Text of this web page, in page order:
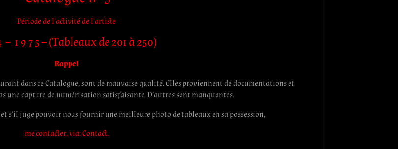
Période de l’activité de l’artiste
– 1 9 7 5 – (Tableaux de 201 à 250)
Rappel
dans ce Catalogue, sont de mauvaise qualité. Elles proviennent de documentations et
une capture de numérisation satisfaisante. D’autres sont manquantes.
s’il juge pouvoir nous fournir une meilleure photo de tableaux en sa possession,
me contacter, via: Contact.